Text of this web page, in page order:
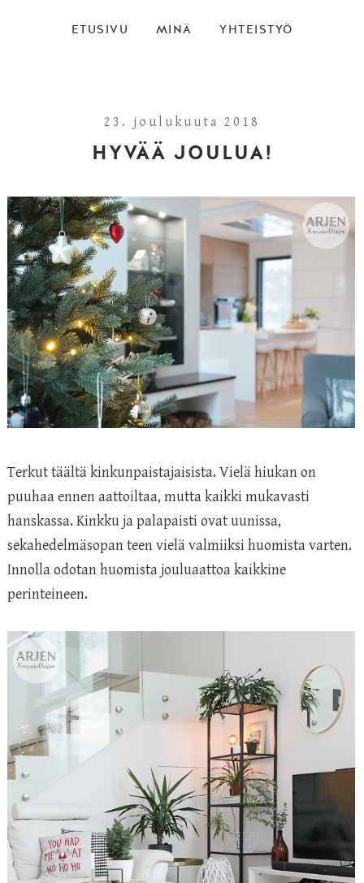
ETUSIVU MINÄ YHTEISTYÖ
23. joulukuuta 2018
HYVÄÄ JOULUA!
Terkut täältä kinkunpaistajaisista. Vielä hiukan on
puuhaa ennen aattoiltaa, mutta kaikki mukavasti
hanskassa. Kinkku ja palapaisti ovat uunissa,
sekahedelmäsopan teen vielä valmiiksi huomista varten.
Innolla odotan huomista jouluaattoa kaikkine
perinteineen.